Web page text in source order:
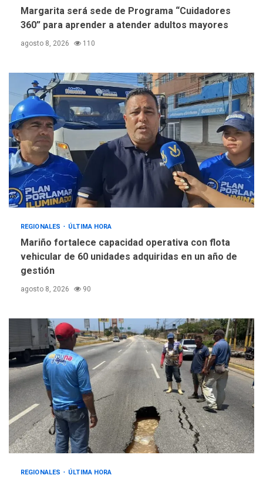
Margarita será sede de Programa “Cuidadores
360” para aprender a atender adultos mayores
agosto 8, 2026 110
REGIONALES ÚLTIMA HORA
Mariño fortalece capacidad operativa con flota
vehicular de 60 unidades adquiridas en un año de
gestión
agosto 8, 2026 90
REGIONALES ÚLTIMA HORA